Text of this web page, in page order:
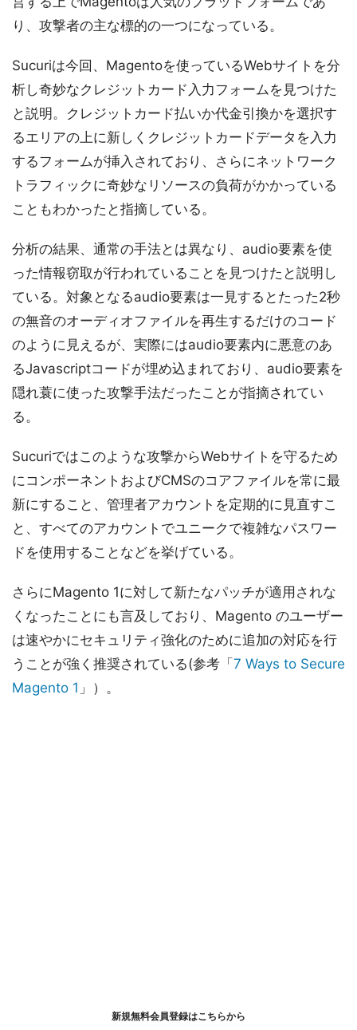
り、攻撃者の主な標的の一つになっている。
Sucuriは今回、Magentoを使っているWebサイトを分
析し奇妙なクレジットカード入力フォームを見つけた
と説明。クレジットカード払いか代金引換かを選択す
るエリアの上に新しくクレジットカードデータを入力
するフォームが挿入されており、さらにネットワーク
トラフィックに奇妙なリソースの負荷がかかっている
こともわかったと指摘している。
分析の結果、通常の手法とは異なり、audio要素を使
った情報窃取が行われていることを見つけたと説明し
ている。対象となるaudio要素は一見するとたった2秒
の無音のオーディオファイルを再生するだけのコード
のように見えるが、実際にはaudio要素内に悪意のあ
るJavascriptコードが埋め込まれており、audio要素を
隠れ蓑に使った攻撃手法だったことが指摘されてい
る。
Sucuriではこのような攻撃からWebサイトを守るため
にコンポーネントおよびCMSのコアファイルを常に最
新にすること、管理者アカウントを定期的に見直すこ
と、すべてのアカウントでユニークで複雑なパスワー
ドを使用することなどを挙げている。
さらにMagento 1に対して新たなパッチが適用されな
くなったことにも言及しており、Magento のユーザー
は速やかにセキュリティ強化のために追加の対応を行
うことが強く推奨されている(参考「 7 Ways to Secure
Magento 1 」）。
新規無料会員登録はこちらから